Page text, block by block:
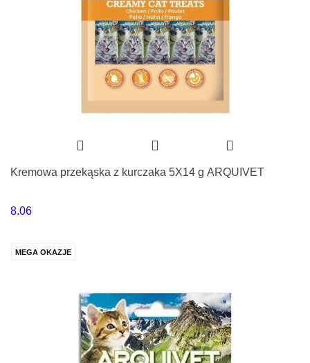
Kremowa przekąska z kurczaka 5X14 g ARQUIVET
8.06
MEGA OKAZJE